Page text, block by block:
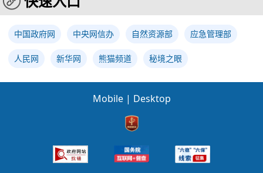
中国政府网 中央网信办 自然资源部 应急管理部
人民网 新华网 熊猫频道 秘境之眼
Mobile | Desktop